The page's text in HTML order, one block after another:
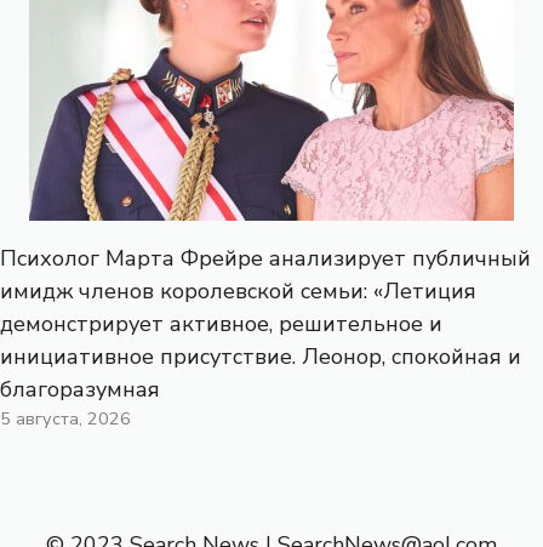
Психолог Марта Фрейре анализирует публичный
имидж членов королевской семьи: «Летиция
демонстрирует активное, решительное и
инициативное присутствие. Леонор, спокойная и
благоразумная
5 августа, 2026